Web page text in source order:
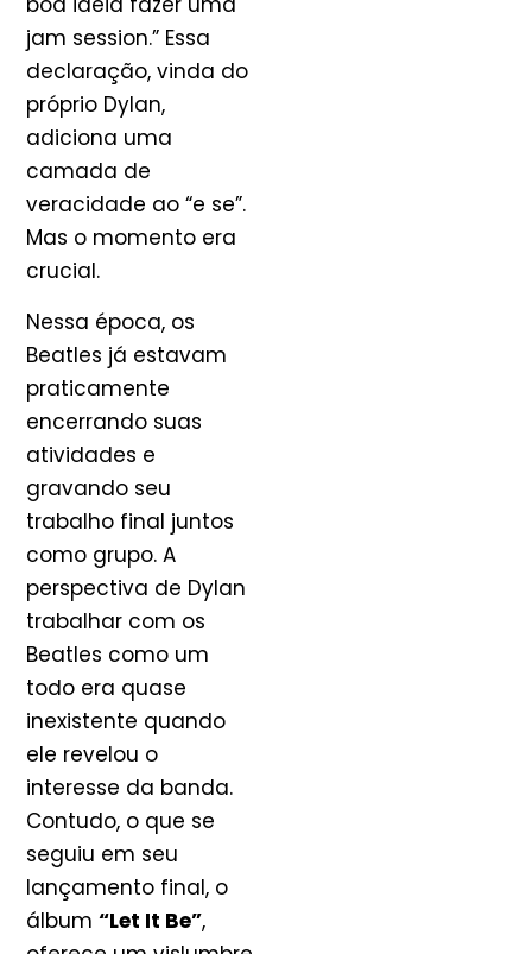
jam session.” Essa
declaração, vinda do
próprio Dylan,
adiciona uma
camada de
veracidade ao “e se”.
Mas o momento era
crucial.
Nessa época, os
Beatles já estavam
praticamente
encerrando suas
atividades e
gravando seu
trabalho final juntos
como grupo. A
perspectiva de Dylan
trabalhar com os
Beatles como um
todo era quase
inexistente quando
ele revelou o
interesse da banda.
Contudo, o que se
seguiu em seu
lançamento final, o
álbum “Let It Be”,